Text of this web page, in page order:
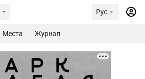
Рус
Места Журнал